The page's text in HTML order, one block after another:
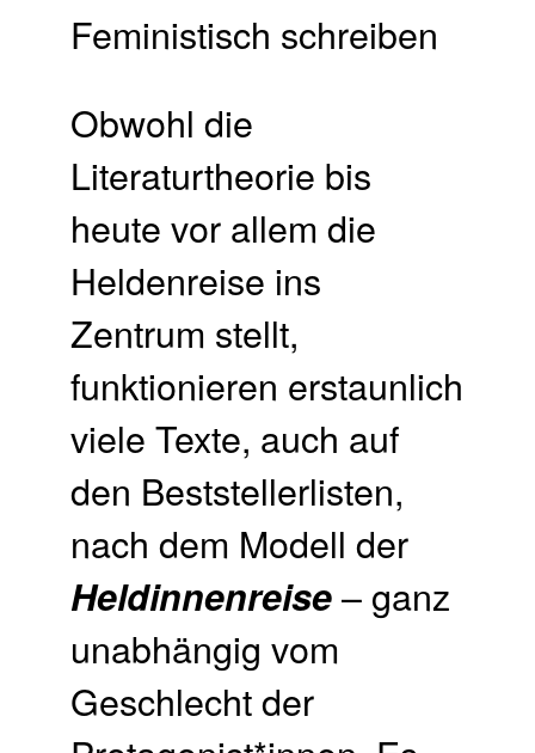
Obwohl die
Literaturtheorie bis
heute vor allem die
Heldenreise ins
Zentrum stellt,
funktionieren erstaunlich
viele Texte, auch auf
den Beststellerlisten,
nach dem Modell der
Heldinnenreise– ganz
unabhängig vom
Geschlecht der